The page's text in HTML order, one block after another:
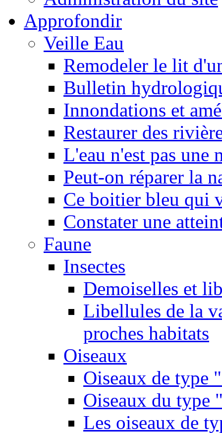
Approfondir
Veille Eau
Remodeler le lit
Bulletin
Innondations et
Restaurer des
L'eau n'est pas une
Peut-on réparer la
Ce boitier bleu qui
Constater une
Faune
Insectes
Demoiselles et
Libellules de la
proches habitats
Oiseaux
Oiseaux de type
Oiseaux du type
Les oiseaux de